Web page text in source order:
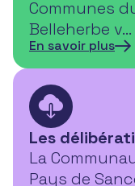
Communes
Belleherbe v…
En savoir plus
Les
La
Pays de